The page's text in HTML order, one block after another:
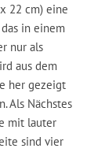
22 cm) eine
in einem
nur als
aus dem
her gezeigt
Als Nächstes
mit lauter
sind vier